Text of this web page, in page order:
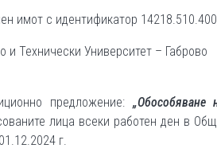
имот с идентификатор
и Технически Университет – Габрово
предложение: „Обособяване
лица всеки работен ден в
г.